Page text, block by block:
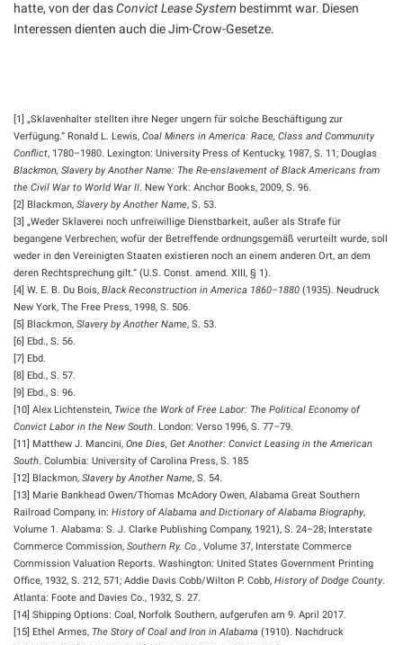
hatte, von der dasConvict Lease System bestimmt war. Diesen
Interessen dienten auch die Jim-Crow-Gesetze.
[1] „Sklavenhalter stellten ihre Neger ungern für solche Beschäftigung zur
Verfügung.“ Ronald L. Lewis, Coal Miners in America: Race, Class and Community
Conflict, 1780–1980. Lexington: University Press of Kentucky, 1987, S. 11; Douglas
Blackmon, Slavery by Another Name: The Re-enslavement of Black Americans from
the Civil War to World War II. New York: Anchor Books, 2009, S. 96.
[2] Blackmon, Slavery by Another Name, S. 53.
[3] „Weder Sklaverei noch unfreiwillige Dienstbarkeit, außer als Strafe für
begangene Verbrechen; wofür der Betreffende ordnungsgemäß verurteilt wurde, soll
weder in den Vereinigten Staaten existieren noch an einem anderen Ort, an dem
deren Rechtsprechung gilt.“ (U.S. Const. amend. XIII, § 1).
[4] W. E. B. Du Bois, Black Reconstruction in America 1860–1880 (1935). Neudruck
New York, The Free Press, 1998, S. 506.
[5] Blackmon, Slavery by Another Name, S. 53.
[6] Ebd., S. 56.
[7] Ebd.
[8] Ebd., S. 57.
[9] Ebd., S. 96.
[10] Alex Lichtenstein, Twice the Work of Free Labor: The Political Economy of
Convict Labor in the New South. London: Verso 1996, S. 77–79.
[11] Matthew J. Mancini, One Dies, Get Another: Convict Leasing in the American
South. Columbia: University of Carolina Press, S. 185
[12] Blackmon, Slavery by Another Name, S. 54.
[13] Marie Bankhead Owen/Thomas McAdory Owen, Alabama Great Southern
Railroad Company, in: History of Alabama and Dictionary of Alabama Biography,
Volume 1. Alabama: S. J. Clarke Publishing Company, 1921), S. 24–28; Interstate
Commerce Commission, Southern Ry. Co., Volume 37, Interstate Commerce
Commission Valuation Reports. Washington: United States Government Printing
Office, 1932, S. 212, 571; Addie Davis Cobb/Wilton P. Cobb, History of Dodge County.
Atlanta: Foote and Davies Co., 1932, S. 27.
[14] Shipping Options: Coal, Norfolk Southern, aufgerufen am 9. April 2017.
[15] Ethel Armes, The Story of Coal and Iron in Alabama (1910). Nachdruck